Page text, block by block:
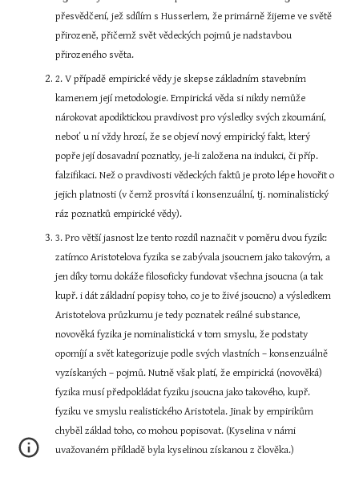
přesvědčení, jež sdílím s Husserlem, že primárně žijeme ve světě
přirozeně, přičemž svět vědeckých pojmů je nadstavbou
přirozeného světa.
2. V případě empirické vědy je skepse základním stavebním
kamenem její metodologie. Empirická věda si nikdy nemůže
nárokovat apodiktickou pravdivost pro výsledky svých zkoumání,
neboť u ní vždy hrozí, že se objeví nový empirický fakt, který
popře její dosavadní poznatky, je-li založena na indukci, či příp.
falzifikaci. Než o pravdivosti vědeckých faktů je proto lépe hovořit o
jejich platnosti (v čemž prosvítá i konsenzuální, tj. nominalistický
ráz poznatků empirické vědy).
3. Pro větší jasnost lze tento rozdíl naznačit v poměru dvou fyzik:
zatímco Aristotelova fyzika se zabývala jsoucnem jako takovým, a
jen díky tomu dokáže filosoficky fundovat všechna jsoucna (a tak
kupř. i dát základní popisy toho, co je to živé jsoucno) a výsledkem
Aristotelova průzkumu je tedy poznatek reálné substance,
novověká fyzika je nominalistická v tom smyslu, že podstaty
opomíjí a svět kategorizuje podle svých vlastních – konsenzuálně
vyzískaných – pojmů. Nutně však platí, že empirická (novověká)
fyzika musí předpokládat fyziku jsoucna jako takového, kupř.
fyziku ve smyslu realistického Aristotela. Jinak by empirikům
chyběl základ toho, co mohou popisovat. (Kyselina v námi
uvažovaném příkladě byla kyselinou získanou z člověka.)